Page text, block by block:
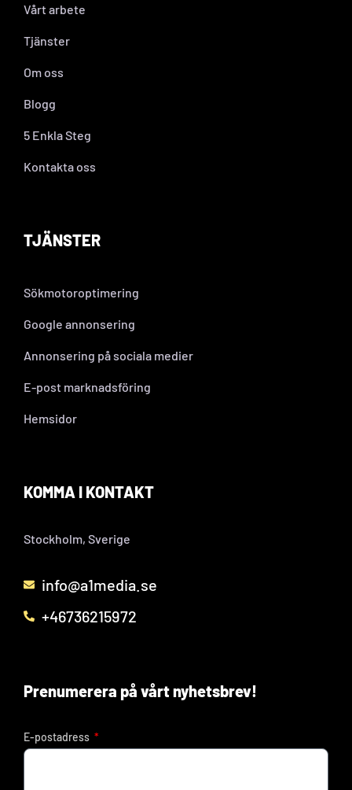
Vårt arbete
Tjänster
Om oss
Blogg
5 Enkla Steg
Kontakta oss
TJÄNSTER
Sökmotoroptimering
Google annonsering
Annonsering på sociala medier
E-post marknadsföring
Hemsidor
KOMMA I KONTAKT
Stockholm, Sverige
info@a1media.se
+46736215972
Prenumerera på vårt nyhetsbrev!
E-postadress